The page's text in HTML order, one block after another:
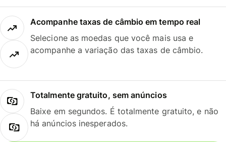
Acompanhe taxas de câmbio em tempo real
Selecione as moedas que você mais usa e
acompanhe a variação das taxas de câmbio.
Totalmente gratuito, sem anúncios
Baixe em segundos. É totalmente gratuito, e não
há anúncios inesperados.